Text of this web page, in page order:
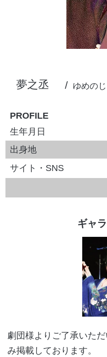
夢之丞 ゆめの
PROFILE
生年月日
出身地
サイト・SNS
ギャ
劇団様よりご了承いた
み掲載しております。